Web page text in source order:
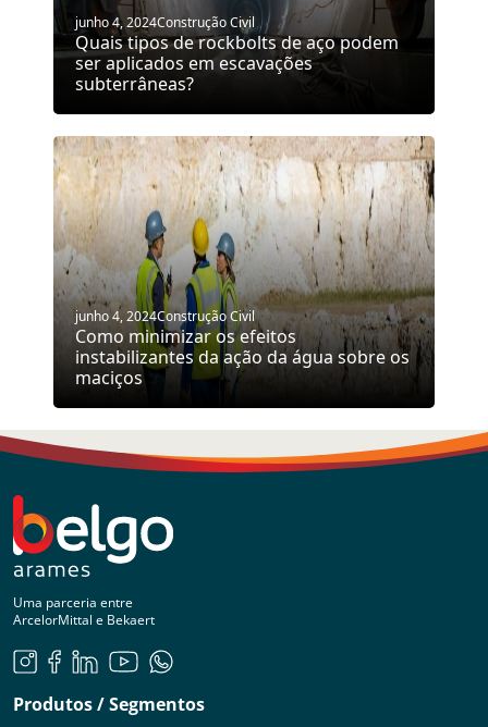
junho 4, 2024Construção Civil
Quais tipos de rockbolts de aço podem
ser aplicados em escavações
subterrâneas?
junho 4, 2024Construção Civil
Como minimizar os efeitos
instabilizantes da ação da água sobre os
maciços
Uma parceria entre
ArcelorMittal e Bekaert
Produtos / Segmentos